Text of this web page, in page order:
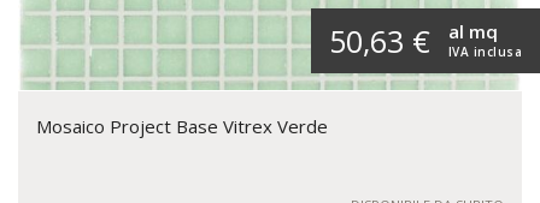
50,63 € IVA inclusa
al mq
Mosaico Project Base Vitrex Verde